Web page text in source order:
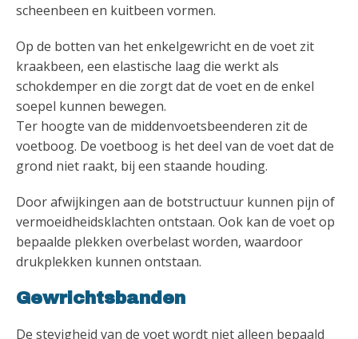
scheenbeen en kuitbeen vormen.
Op de botten van het enkelgewricht en de voet zit
kraakbeen, een elastische laag die werkt als
schokdemper en die zorgt dat de voet en de enkel
soepel kunnen bewegen.
Ter hoogte van de middenvoetsbeenderen zit de
voetboog. De voetboog is het deel van de voet dat de
grond niet raakt, bij een staande houding.
Door afwijkingen aan de botstructuur kunnen pijn of
vermoeidheidsklachten ontstaan. Ook kan de voet op
bepaalde plekken overbelast worden, waardoor
drukplekken kunnen ontstaan.
Gewrichtsbanden
De stevigheid van de voet wordt niet alleen bepaald